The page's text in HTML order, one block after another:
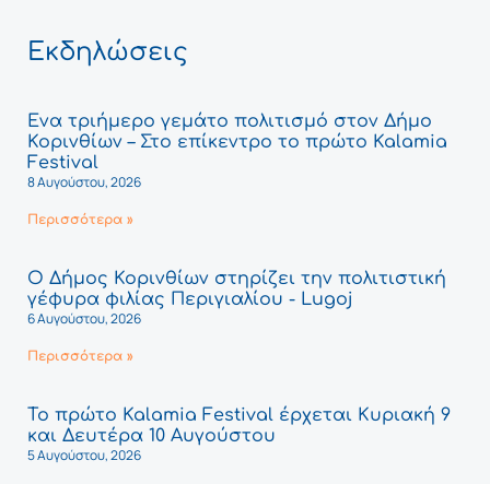
Εκδηλώσεις
Ένα τριήμερο γεμάτο πολιτισμό στον Δήμο
Κορινθίων – Στο επίκεντρο το πρώτο Kalamia
Festival
8 Αυγούστου, 2026
Περισσότερα »
Ο Δήμος Κορινθίων στηρίζει την πολιτιστική
γέφυρα φιλίας Περιγιαλίου - Lugoj
6 Αυγούστου, 2026
Περισσότερα »
Το πρώτο Kalamia Festival έρχεται Κυριακή 9
και Δευτέρα 10 Αυγούστου
5 Αυγούστου, 2026